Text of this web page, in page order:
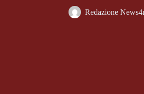
Redazione